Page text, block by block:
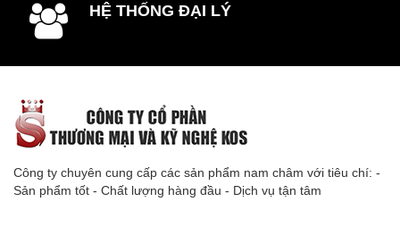
HỆ THỐNG ĐẠI LÝ
Công ty chuyên cung cấp các sản phẩm nam châm với tiêu chí: -
Sản phẩm tốt - Chất lượng hàng đầu - Dịch vụ tận tâm